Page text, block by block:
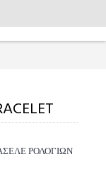
ΡΟΛΟΓΙΩΝ